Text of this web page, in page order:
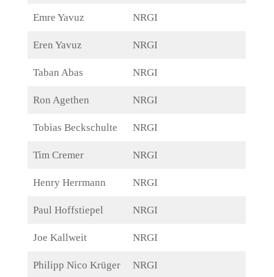
Emre Yavuz NRGI
Eren Yavuz NRGI
Taban Abas NRGI
Ron Agethen NRGI
Tobias Beckschulte NRGI
Tim Cremer NRGI
Henry Herrmann NRGI
Paul Hoffstiepel NRGI
Joe Kallweit NRGI
Philipp Nico Krüger NRGI